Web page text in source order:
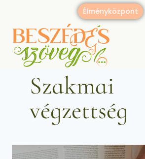
Élményközpont
Szakmai
végzettség